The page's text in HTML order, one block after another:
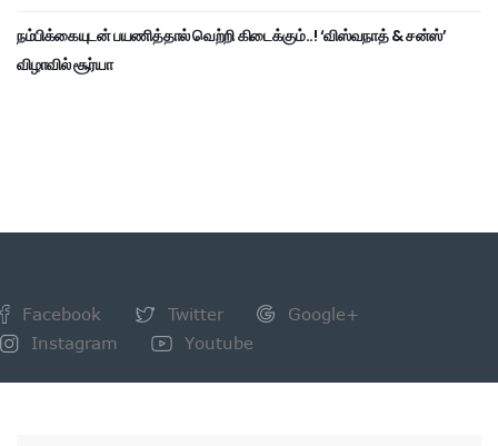
நம்பிக்கையுடன் பயணித்தால் வெற்றி கிடைக்கும்..! ‘விஸ்வநாத் & சன்ஸ்’
விழாவில் சூர்யா
Facebook Twitter
Google+
Instagram
Youtube